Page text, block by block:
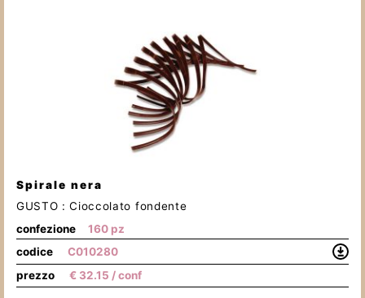
Spirale nera
GUSTO : Cioccolato fondente
confezione
160 pz
codice
C010280
la
prezzo € 32.15 / conf